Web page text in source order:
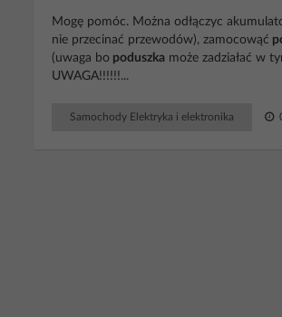
Mogę pomóc. Można odłączyc
nie przecinać przewodów), zamocowąć
(uwaga bo poduszka może zadziałać w
UWAGA!!!!!!...
Samochody Elektryka i elektronika